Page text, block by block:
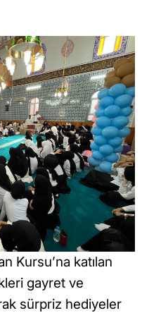
Kursu’na katılan
gayret ve
sürpriz hediyeler